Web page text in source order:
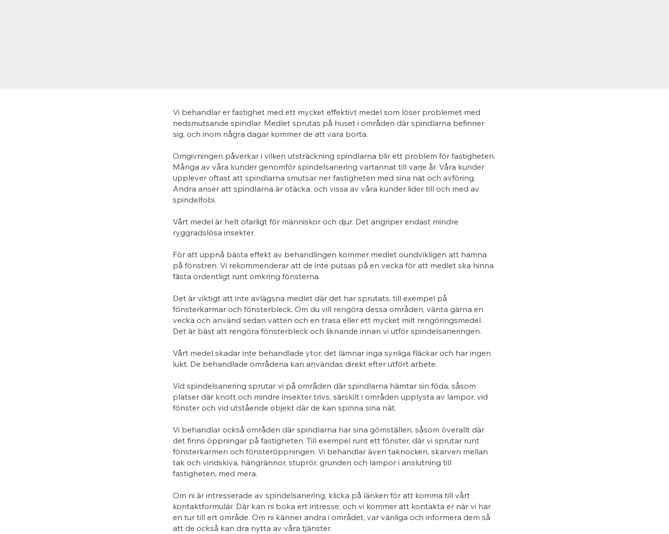
Vi behandlar er fastighet med ett mycket effektivt medel som löser problemet med
nedsmutsande spindlar. Medlet sprutas på huset i områden där spindlarna befinner
sig, och inom några dagar kommer de att vara borta.
Omgivningen påverkar i vilken utsträckning spindlarna blir ett problem för fastigheten.
Många av våra kunder genomför spindelsanering vartannat till varje år. Våra kunder
upplever oftast att spindlarna smutsar ner fastigheten med sina nät och avföring.
Andra anser att spindlarna är otäcka, och vissa av våra kunder lider till och med av
spindelfobi.
Vårt medel är helt ofarligt för människor och djur. Det angriper endast mindre
ryggradslösa insekter.
För att uppnå bästa effekt av behandlingen kommer medlet oundvikligen att hamna
på fönstren. Vi rekommenderar att de inte putsas på en vecka för att medlet ska hinna
fästa ordentligt runt omkring fönsterna.
Det är viktigt att inte avlägsna medlet där det har sprutats, till exempel på
fönsterkarmar och fönsterbleck. Om du vill rengöra dessa områden, vänta gärna en
vecka och använd sedan vatten och en trasa eller ett mycket milt rengöringsmedel.
Det är bäst att rengöra fönsterbleck och liknande innan vi utför spindelsaneringen.
Vårt medel skadar inte behandlade ytor, det lämnar inga synliga fläckar och har ingen
lukt. De behandlade områdena kan användas direkt efter utfört arbete.
Vid spindelsanering sprutar vi på områden där spindlarna hämtar sin föda, såsom
platser där knott och mindre insekter trivs, särskilt i områden upplysta av lampor, vid
fönster och vid utstående objekt där de kan spinna sina nät.
Vi behandlar också områden där spindlarna har sina gömställen, såsom överallt där
det finns öppningar på fastigheten. Till exempel runt ett fönster, där vi sprutar runt
fönsterkarmen och fönsteröppningen. Vi behandlar även taknocken, skarven mellan
tak och vindskiva, hängrännor, stuprör, grunden och lampor i anslutning till
fastigheten, med mera.
Om ni är intresserade av spindelsanering, klicka på länken för att komma till vårt
kontaktformulär. Där kan ni boka ert intresse, och vi kommer att kontakta er när vi har
en tur till ert område. Om ni känner andra i området, var vänliga och informera dem så
att de också kan dra nytta av våra tjänster.